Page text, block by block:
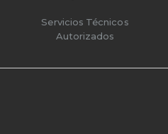
Servicios Técnicos
Autorizados